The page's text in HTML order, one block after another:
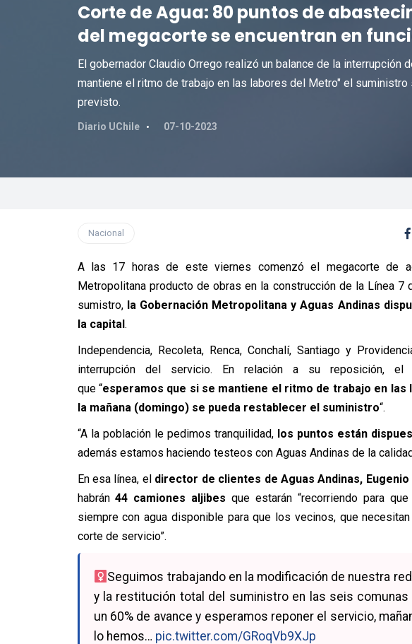
Corte de Agua: 80 puntos de
del megacorte se encuentran en
El gobernador Claudio Orrego realizó un balance de la interrupción
mantiene el ritmo de trabajo en las labores del Metro" el
previsto.
Diario UChile 07-10-2023
Nacional
A las 17 horas de este viernes comenzó el megacorte de
Metropolitana producto de obras en la construcción de la Línea 7
sumistro, la Gobernación Metropolitana y Aguas Andinas
la capital.
Independencia, Recoleta, Renca, Conchalí, Santiago y
interrupción del servicio. En relación a su reposición, el
que “esperamos que si se mantiene el ritmo de trabajo en
la mañana (domingo) se pueda restablecer el suministro“.
“A la población le pedimos tranquilidad, los puntos están
además estamos haciendo testeos con Aguas Andinas de la
En esa línea, el director de clientes de Aguas Andinas,
habrán44 camiones aljibes que estarán “recorriendo para
siempre con agua disponible para que los vecinos, que
corte de servicio”.
Seguimos trabajando en la modificación de nuestra
y la restitución total del suministro en las seis
un 60% de avance y esperamos reponer el servicio,
lo hemos… pic.twitter.com/GRoqVb9XJp